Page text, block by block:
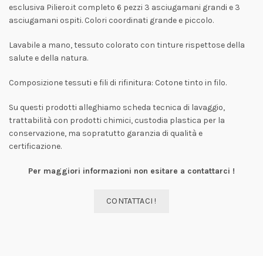
esclusiva Piliero.it completo 6 pezzi 3 asciugamani grandi e 3
asciugamani ospiti. Colori coordinati grande e piccolo.
Lavabile a mano, tessuto colorato con tinture rispettose della
salute e della natura.
Composizione tessuti e fili di rifinitura: Cotone tinto in filo.
Su questi prodotti alleghiamo scheda tecnica di lavaggio,
trattabilità con prodotti chimici, custodia plastica per la
conservazione, ma sopratutto garanzia di qualità e
certificazione.
Per maggiori informazioni non esitare a contattarci !
CONTATTACI !